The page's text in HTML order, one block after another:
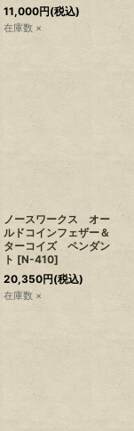
11,000円(税込)
在庫数 ×
ノースワークス オー
ルドコインフェザー＆
ターコイズ ペンダン
ト [N-410]
20,350円(税込)
在庫数 ×